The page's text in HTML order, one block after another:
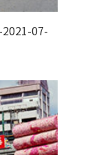
2021-07-